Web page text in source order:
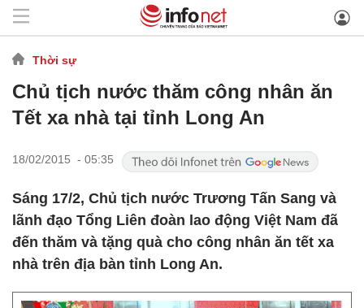
Thời sự
Chủ tịch nước thăm công nhân ăn
Tết xa nhà tại tỉnh Long An
18/02/2015 - 05:35
Sáng 17/2, Chủ tịch nước Trương Tấn Sang và
lãnh đạo Tổng Liên đoàn lao động Việt Nam đã
đến thăm và tặng quà cho công nhân ăn tết xa
nhà trên địa bàn tỉnh Long An.